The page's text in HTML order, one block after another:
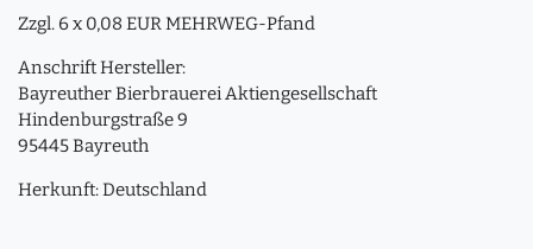
Zzgl. 6 x 0,08 EUR MEHRWEG-Pfand
Anschrift Hersteller:
Bayreuther Bierbrauerei Aktiengesellschaft
Hindenburgstraße 9
95445 Bayreuth
Herkunft: Deutschland